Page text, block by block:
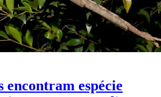
encontram espécie